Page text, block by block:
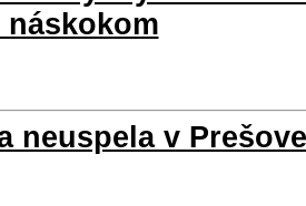
neuspela v